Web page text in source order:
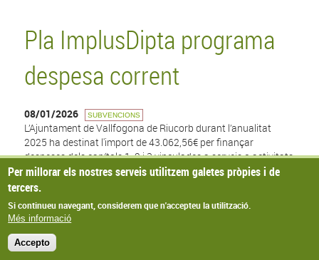
Pla ImplusDipta programa
despesa corrent
08/01/2026 SUBVENCIONS
L’Ajuntament de Vallfogona de Riucorb durant l’anualitat
2025 ha destinat l'import de 43.062,56€ per finançar
despeses dels capítols 1, 2 i 3 vinculades a serveis o activitats
de competència municipal. Aquest import ha estat finançat
pel Pla ImpulsDipta de la Diputació de Tarragona, en el marc
del suport continuat de la institució als ens locals.
Per millorar els nostres serveis utilitzem galetes pròpies i de
tercers.
Si continueu navegant, considerem que n'accepteu la utilització.
Més informació
Accepto